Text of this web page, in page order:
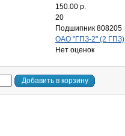
150.00 р.
20
Подшипник 808205
ОАО "ГПЗ-2" (2 ГПЗ)
Нет оценок
Добавить в корзину